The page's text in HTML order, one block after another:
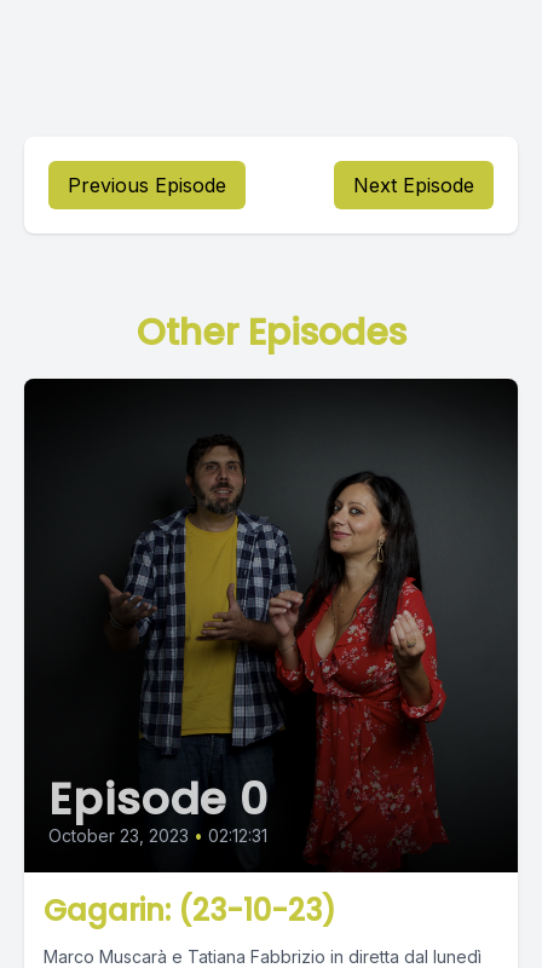
Previous Episode Next Episode
Other Episodes
Episode 0
October 23, 2023 • 02:12:31
Gagarin: (23-10-23)
Marco Muscarà e Tatiana Fabbrizio in diretta dal lunedì